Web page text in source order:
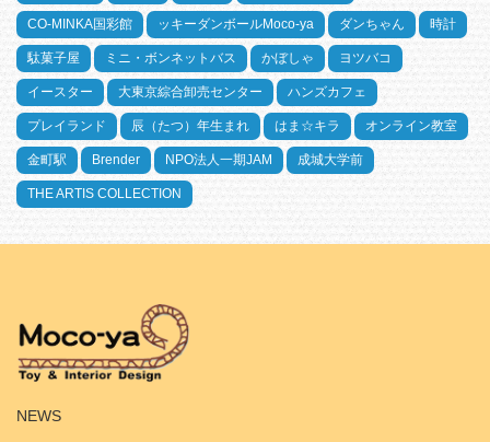
CO-MINKA国彩館 ッキーダンボールMoco-ya ダンちゃん 時計
駄菓子屋 ミニ・ボンネットバス かぼしゃ ヨツバコ
イースター 大東京綜合卸売センター ハンズカフェ
プレイランド 辰（たつ）年生まれ はま☆キラ オンライン教室
金町駅 Brender NPO法人一期JAM 成城大学前
THE ARTIS COLLECTION
NEWS